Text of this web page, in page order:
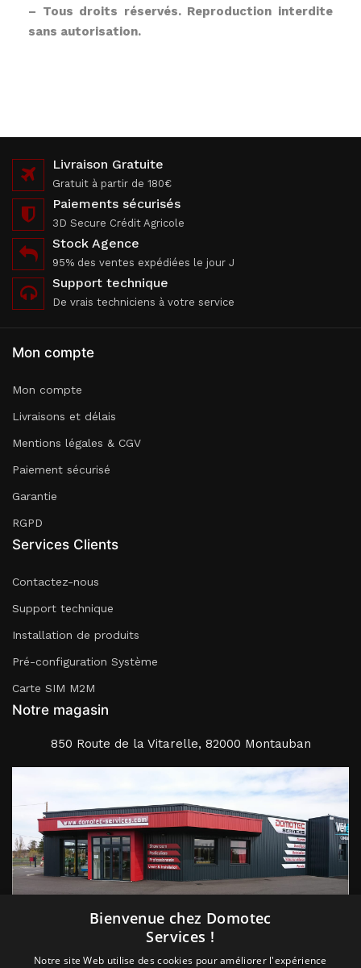
– Tous droits réservés. Reproduction interdite
sans autorisation.
Livraison Gratuite
Gratuit à partir de 180€
Paiements sécurisés
3D Secure Crédit Agricole
Stock Agence
95% des ventes expédiées le jour J
Support technique
De vrais techniciens à votre service
Mon compte
Mon compte
Livraisons et délais
Mentions légales & CGV
Paiement sécurisé
Garantie
RGPD
Services Clients
Contactez-nous
Support technique
Installation de produits
Pré-configuration Système
Carte SIM M2M
Notre magasin
850 Route de la Vitarelle, 82000 Montauban
Suivez nous
Bienvenue chez Domotec
Services !
Notre site Web utilise des cookies pour améliorer l'expérience